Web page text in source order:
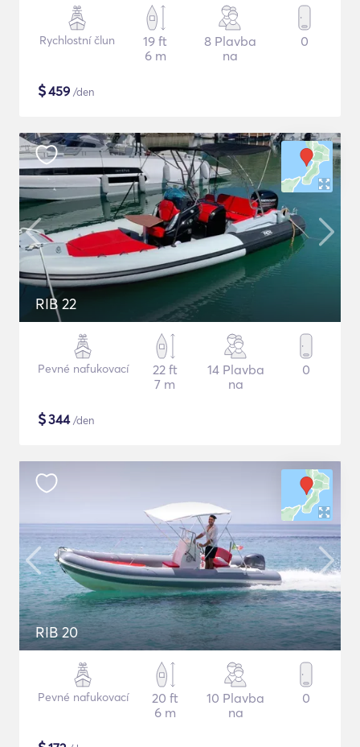
Rychlostní člun
19 ft
6 m
8 Plavba
na
0
$459 /den
RIB 22
Pevné nafukovací
22 ft
7 m
14 Plavba
na
0
$344/den
RIB 20
Pevné nafukovací
20 ft
6 m
10 Plavba
na
0